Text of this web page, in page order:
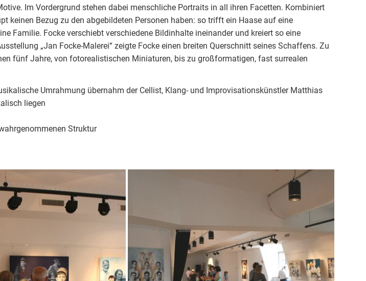
Im Vordergrund stehen dabei menschliche Portraits in all ihren Facetten. Kombiniert
keinen Bezug zu den abgebildeten Personen haben: so trifft ein Haase auf eine
Familie. Focke verschiebt verschiedene Bildinhalte ineinander und kreiert so eine
„Jan Focke-Malerei“ zeigte Focke einen breiten Querschnitt seines Schaffens. Zu
fünf Jahre, von fotorealistischen Miniaturen, bis zu großformatigen, fast surrealen
Umrahmung übernahm der Cellist, Klang- und Improvisationskünstler Matthias
liegen
Struktur